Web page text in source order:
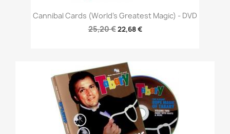
Cannibal Cards (World's Greatest Magic) - DVD
25,20 €22,68 €